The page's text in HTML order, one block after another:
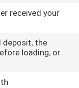
received your
deposit, the
loading, or